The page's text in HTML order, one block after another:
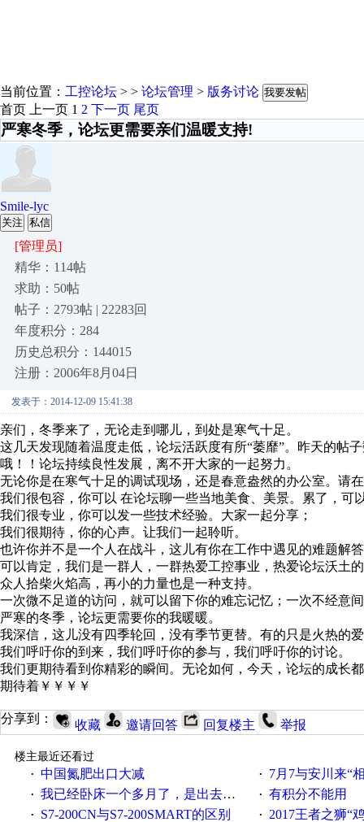
当前位置： 工控论坛 > > 论坛管理 > 版务讨论 我要发帖
首页 上一页 1 2 下一页 尾页
严寒冬季，论坛更需要亲们温暖支持!
Smile-lyc
关注 私信
[管理员]
精华：114帖
求助：50帖
帖子：2793帖 | 22283回
年度积分：284
历史总积分：144015
注册：2006年8月04日
发表于：2014-12-09 15:41:38
亲们，冬季来了，无论走到哪儿，到处是寒气十足。
这几天发现随着温度走低，论坛活跃度有所“萎靡”。昨天的帖
哦！！论坛持续良性发展，离不开大家的一起努力。
无论你是在寒气十足的调试现场，还是春意盎然的办公室。
我们很包容，你可以 在论坛聊一些当地美食、美景。累了，可
我们很专业，你可以发一些技术经验。大家一起分享；
我们很期待，你的心声。让我们一起聆听。
也许你并不是一个人在战斗，这儿有你在工作中遇见的难题解
可以肯定，我们是一群人，一群热爱工控事业，热爱论坛沃土
众人拾柴火焰高，再小的力量也是一种支持。
一次微不足道的访问，就可以留下你的难忘记忆；一次不经意
严寒的冬季，论坛更需要你的我暖暖。
我深信，这儿没有四季轮回，没有季节更替。有的只是火热的
我们呼吁你的到来，我们呼吁你的参与，我们呼吁你的讨论。
我们更期待看到你精彩的瞬间。无论如何，今天，论坛的成长
期待着￥￥￥￥
分享到： 收藏 邀请回答 回复楼主 举报
楼主最近还看过
· 中国氮肥出口大减 · 7月7与安川来“
· 我已经卧床一个多月了，是出去安装机械手在高速遭遇车祸所致:大家工作都要特别注意啊 · 有积分不能用
· S7-200CN与S7-200SMART的区别 · 2017王者之狮“鸡”情签到